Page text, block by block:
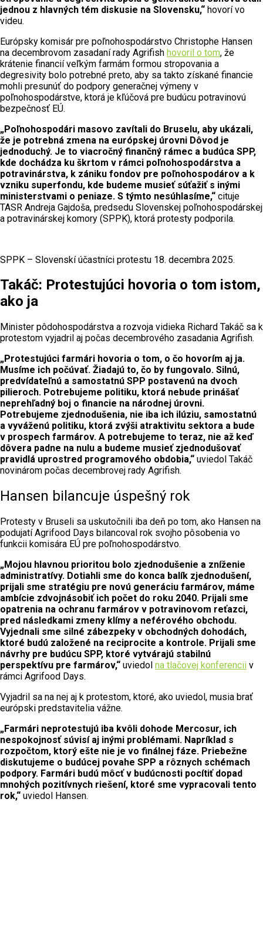
jednou z hlavných tém diskusie na Slovensku,“ hovorí vo
videu.
Európsky komisár pre poľnohospodárstvo Christophe Hansen
na decembrovom zasadaní rady Agrifish hovoril o tom, že
krátenie financií veľkým farmám formou stropovania a
degresivity bolo potrebné preto, aby sa takto získané financie
mohli presunúť do podpory generačnej výmeny v
poľnohospodárstve, ktorá je kľúčová pre budúcu potravinovú
bezpečnosť EÚ.
„Poľnohospodári masovo zavítali do Bruselu, aby ukázali,
že je potrebná zmena na európskej úrovni Dôvod je
jednoduchý. Je to viacročný finančný rámec a budúca SPP,
kde dochádza ku škrtom v rámci poľnohospodárstva a
potravinárstva, k zániku fondov pre poľnohospodárov a k
vzniku superfondu, kde budeme musieť súťažiť s inými
ministerstvami o peniaze. S týmto nesúhlasíme,“ cituje
TASR Andreja Gajdoša, predsedu Slovenskej poľnohospodárskej
a potravinárskej komory (SPPK), ktorá protesty podporila.
SPPK – Slovenskí účastníci protestu 18. decembra 2025.
Takáč: Protestujúci hovoria o tom istom,
ako ja
Minister pôdohospodárstva a rozvoja vidieka Richard Takáč sa k
protestom vyjadril aj počas decembrového zasadania Agrifish.
„Protestujúci farmári hovoria o tom, o čo hovorím aj ja.
Musíme ich počúvať. Žiadajú to, čo by fungovalo. Silnú,
predvídateľnú a samostatnú SPP postavenú na dvoch
pilieroch. Potrebujeme politiku, ktorá nebude prinášať
neprehľadný boj o financie na národnej úrovni.
Potrebujeme zjednodušenia, nie iba ich ilúziu, samostatnú
a vyváženú politiku, ktorá zvýši atraktivitu sektora a bude
v prospech farmárov. A potrebujeme to teraz, nie až keď
dôvera padne na nulu a budeme musieť zjednodušovať
pravidlá uprostred programového obdobia,“ uviedol Takáč
novinárom počas decembrovej rady Agrifish.
Hansen bilancuje úspešný rok
Protesty v Bruseli sa uskutočnili iba deň po tom, ako Hansen na
podujatí Agrifood Days bilancoval rok svojho pôsobenia vo
funkcii komisára EÚ pre poľnohospodárstvo.
„Mojou hlavnou prioritou bolo zjednodušenie a zníženie
administratívy. Dotiahli sme do konca balík zjednodušení,
prijali sme stratégiu pre novú generáciu farmárov, máme
ambície zdvojnásobiť ich počet do roku 2040. Prijali sme
opatrenia na ochranu farmárov v potravinovom reťazci,
pred následkami zmeny klímy a neférového obchodu.
Vyjednali sme silné zábezpeky v obchodných dohodách,
ktoré budú založené na reciprocite a kontrole. Prijali sme
návrhy pre budúcu SPP, ktoré vytvárajú stabilnú
perspektívu pre farmárov,“ uviedol na tlačovej konferencii v
rámci Agrifood Days.
Vyjadril sa na nej aj k protestom, ktoré, ako uviedol, musia brať
európski predstavitelia vážne.
„Farmári neprotestujú iba kvôli dohode Mercosur, ich
nespokojnosť súvisí aj inými problémami. Napríklad s
rozpočtom, ktorý ešte nie je vo finálnej fáze. Priebežne
diskutujeme o budúcej povahe SPP a rôznych schémach
podpory. Farmári budú môcť v budúcnosti pocítiť dopad
mnohých pozitívnych riešení, ktoré sme vypracovali tento
rok,“ uviedol Hansen.